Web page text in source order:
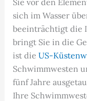
sich im Wasser
beeinträchtigt die
bringt Sie in die
ist die US-
Schwimmwesten
fünf Jahre
Ihre